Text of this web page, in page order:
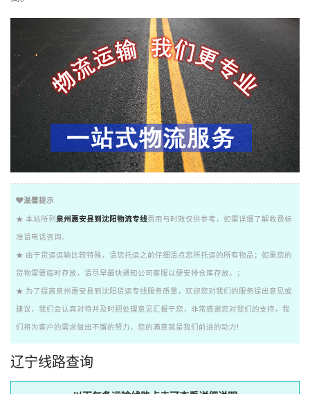
温馨提示
★ 本站所列 泉州惠安县到沈阳物流专线费用与时效仅供参考，如需详细了解收费标
准请电话咨询。
★ 由于货运运输比较特殊，请您托运之前仔细清点您所托运的所有物品；如果您的
货物需要临时存放，请尽早最快通知公司客服以便安排仓库存放。；
★ 为了提高泉州惠安县到沈阳货运专线服务质量，欢迎您对我们的服务提出意见或
建议，我们会认真对待并及时把处理意见汇报于您，非常感谢您对我们的支持，我
们将为客户的需求做出不懈的努力，您的满意就是我们前进的动力!
辽宁线路查询